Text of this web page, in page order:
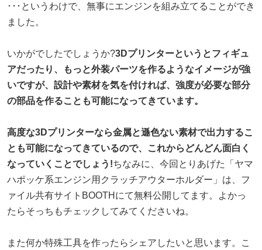
･･･というわけで、無事にエンジンを組み立てることができ
ました。
いかがでしたでしょうか?3Dプリンターというとフィギュ
アだったり、もっと外装パーツを作るようなイメージが強
いですが、設計や素材を気を付ければ、強度が必要な部分
の部品を作ることも可能になってきています。
高度な3Dプリンターなら金属と遜色ない素材で出力するこ
とも可能になってきているので、これからどんどん面白く
なっていくことでしょう!ちなみに、今回とりあげた「ヤマ
ハポッケ系エンジン用クラッチアウターホルダー」は、フ
ァイル共有サイトBOOTHにて無料公開してます。よかっ
たらそっちもチェックしてみてくださいね。
また何か特殊工具を作ったらシェアしたいと思います。こ